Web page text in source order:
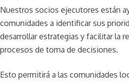
Nuestros socios ejecutores están
comunidades a identificar sus
desarrollar estrategias y facilitar la
procesos de toma de decisiones.
Esto permitirá a las comunidades